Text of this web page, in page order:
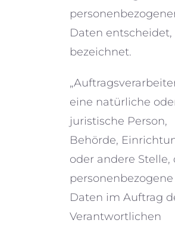
Daten entschei­det,
bezeichnet.
eine natür­li­che
juristi­sche Person,
Behörde,
oder andere Stelle,
perso­nen­be­zo­gene
Daten im Auftrag
Verantwortlichen